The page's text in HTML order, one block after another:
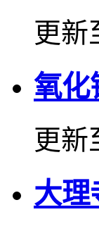
更新
氧化
更新
大理